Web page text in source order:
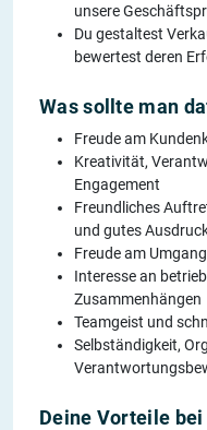
unsere
Du gestaltest
bewertest deren
Was sollte man
Freude am
Kreativität,
Engagement
Freundliches
und gutes
Freude am
Interesse an
Zusammenhängen
Teamgeist und
Selbständigkeit,
Deine Vorteile bei